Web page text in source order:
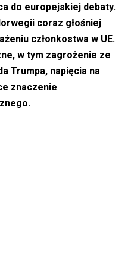
do europejskiej debaty.
coraz głośniej
członkostwa w UE.
w tym zagrożenie ze
Trumpa, napięcia na
znaczenie